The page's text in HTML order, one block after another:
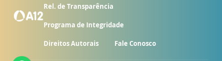
Rel. de Transparência
Programa de Integridade
Direitos Autorais Fale Conosco